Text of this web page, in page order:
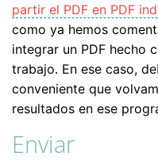
partir el PDF en PDF
como ya hemos
integrar un PDF hecho
trabajo. En ese caso,
conveniente que
resultados en ese
Enviar